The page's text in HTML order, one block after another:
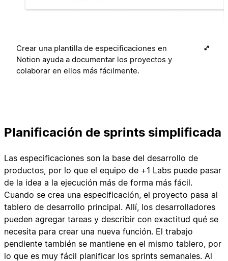
Crear una plantilla de especificaciones en
Notion ayuda a documentar los proyectos y
colaborar en ellos más fácilmente.
Planificación de sprints simplificada
Las especificaciones son la base del desarrollo de
productos, por lo que el equipo de +1 Labs puede pasar
de la idea a la ejecución más de forma más fácil.
Cuando se crea una especificación, el proyecto pasa al
tablero de desarrollo principal. Allí, los desarrolladores
pueden agregar tareas y describir con exactitud qué se
necesita para crear una nueva función. El trabajo
pendiente también se mantiene en el mismo tablero, por
lo que es muy fácil planificar los sprints semanales. Al